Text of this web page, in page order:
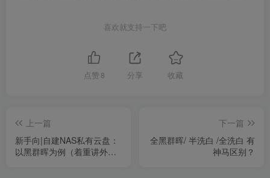
喜欢就支持一下吧
点赞 8 分享 收藏
上一篇
新手向|自建NAS私有云盘：
以黑群晖为例（着重讲外网
下一篇
全黑群晖/ 半洗白 /全洗白 有
神马区别？